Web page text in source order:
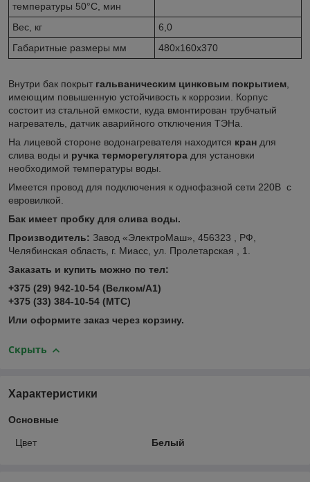
температуры 50°С, мин
Вес, кг
6,0
Габаритные размеры мм
480x160x370
Внутри бак покрыт гальваническим цинковым покрытием
имеющим повышенную устойчивость к коррозии. Корпус
состоит из стальной емкости, куда вмонтирован трубчатый
нагреватель, датчик аварийного отключения ТЭНа.
На лицевой стороне водонагревателя находится кран для
слива воды и ручка терморегулятора для установки
необходимой температуры воды.
Имеется провод для подключения к однофазной сети 220В с
евровилкой.
Бак имеет пробку для слива воды.
Производитель: Завод «ЭлектроМаш», 456323 , РФ,
Челябинская область, г. Миасс, ул. Пролетарская , 1.
Заказать и купить можно по тел:
+375 (29) 942-10-54 (Велком/А1)
+375 (33) 384-10-54 (МТС)
Или оформите заказ через корзину.
Скрыть
Характеристики
Основные
Цвет Белый